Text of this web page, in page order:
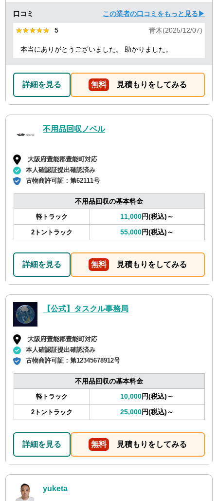
口コミ この業者の口コミをもっと見る▶
★★★★★
★★★★★ 5 青木(2025/12/07)
本当にありがとうございました。 助かりました。
詳細を見る 無料 見積もりをしてみる
不用品回収ノベル
大阪府豊能郡豊能町対応
本人確認証提出確認済み
古物商許可証：第62111号
不用品回収の基本料金
軽トラック 11,000円(税込)～
2トントラック 55,000円(税込)～
詳細を見る 無料 見積もりをしてみる
【公式】タスクル事務局
大阪府豊能郡豊能町対応
本人確認証提出確認済み
古物商許可証：第12345678912号
不用品回収の基本料金
軽トラック 10,000円(税込)～
2トントラック 25,000円(税込)～
詳細を見る 無料 見積もりをしてみる
yuketa